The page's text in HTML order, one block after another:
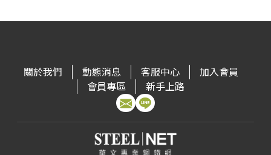
關於我們 動態消息 客服中心
加入會員
會員專區
新手上路